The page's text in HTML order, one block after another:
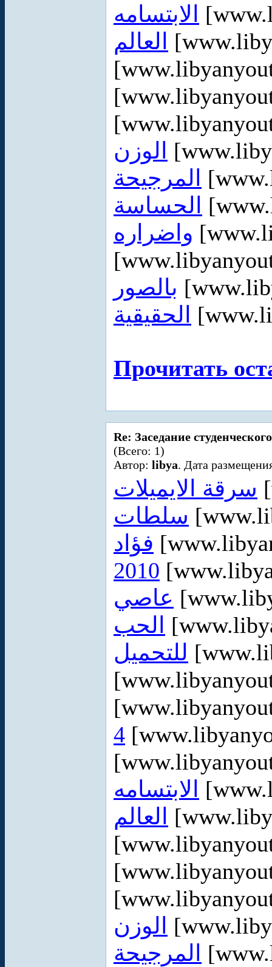
الابتسامه
العالم
الوزن
المرجيحة
الحساسة
واضراره
بالصور
الحقيقية
Прочитать
Re: Заседание
(Всего: 1)
Автор: libya. Дата
سرقة الايميلات
سلطات
فؤاد
2010
عاصي
الحب
للتحميل
4
الابتسامه
العالم
الوزن
المرجيحة